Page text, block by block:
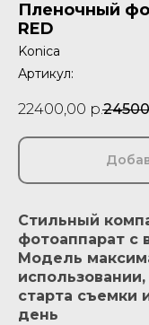
Пленочный
RED
Konica
Артикул:
22400,00 р.
Стильный
фотоаппарат
Модель
старта съемки
день